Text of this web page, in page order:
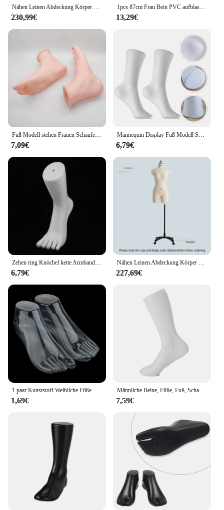
Nähen Leinen Abdeckung Körper Weibliche Mannequins mit Beinen für Kleidung Design Büste Schneider Mannequin Kleid Display Stand Kann e
230,99€
1pcs 87cm Frau Bein PVC aufblasbare Schaufenster puppe Silber Dummy Torso Modell Fußform für Display Strümpfe Socken Display zubehör
13,29€
Fuß Modell stehen Frauen Schaufenster puppe Füße Display Sandalen Schuhe Socken Display für kurze Strümpfe Einzelhandel geschäft Knöchel Armband Zehen ringe
7,09€
Mannequin Display Fuß Modell Schuhe Socke Füße Socken Ankle Stehen Weibliche Kurze Gefälschte Unterstützung Armband Schuh Bein Frau Steht Strumpf
6,79€
6,79€ 227,69€
1,69€
Männliche Beine, Füße, Fuß, Schaufensterpuppe, Sockenständer, wiederverwendbares Fußspielzeug, langlebige Bahre für Vitrine, Geschäft, kommerzielle Geschäftsleute
7,59€